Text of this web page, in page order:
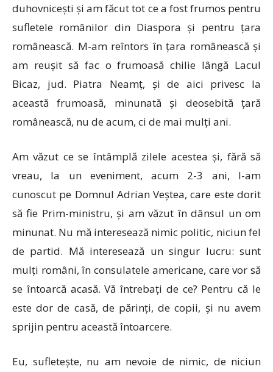
duhovnicești și am făcut tot ce a fost frumos pentru
sufletele românilor din Diaspora și pentru țara
românească. M-am reîntors în țara românească și
am reușit să fac o frumoasă chilie lângă Lacul
Bicaz, jud. Piatra Neamț, și de aici privesc la
această frumoasă, minunată și deosebită țară
românească, nu de acum, ci de mai mulți ani.
Am văzut ce se întâmplă zilele acestea și, fără să
vreau, la un eveniment, acum 2-3 ani, l-am
cunoscut pe Domnul Adrian Veștea, care este dorit
să fie Prim-ministru, și am văzut în dânsul un om
minunat. Nu mă interesează nimic politic, niciun fel
de partid. Mă interesează un singur lucru: sunt
mulți români, în consulatele americane, care vor să
se întoarcă acasă. Vă întrebați de ce? Pentru că le
este dor de casă, de părinți, de copii, și nu avem
sprijin pentru această întoarcere.
Eu, sufletește, nu am nevoie de nimic, de niciun